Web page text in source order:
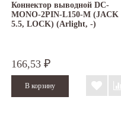
Коннектор выводной DC-
MONO-2PIN-L150-M (JACK
5.5, LOCK) (Arlight, -)
166,53 ₽